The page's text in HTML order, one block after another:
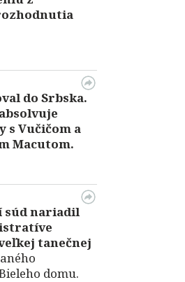
do Srbska.
absolvuje
s Vučičom a
Macutom.
súd nariadil
tanečnej
domu.